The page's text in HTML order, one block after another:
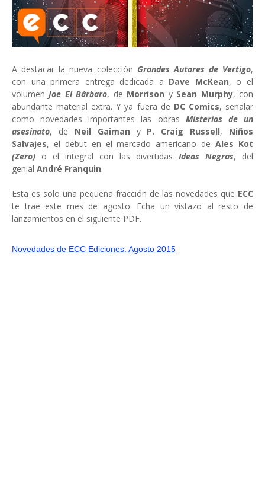
A destacar la nueva colección Grandes Autores de Vertigo,
con una primera entrega dedicada a Dave McKean, o el
volumen Joe El Bárbaro, de Morrison y Sean Murphy, con
abundante material extra. Y ya fuera de DC Comics, señalar
como novedades importantes las obras Misterios de un
asesinato, de Neil Gaiman y P. Craig Russell, Niños
Salvajes, el debut en el mercado americano deAles Kot
(Zero) o el integral con las divertidas Ideas Negras, del
genial André Franquin.
Esta es solo una pequeña fracción de las novedades que ECC
te trae este mes de agosto. Echa un vistazo al resto de
lanzamientos en el siguiente PDF.
Novedades de ECC Ediciones: Agosto 2015